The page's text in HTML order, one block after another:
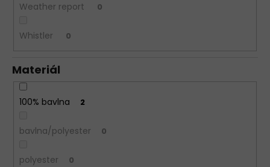
Weather report 0
Whistler 0
Materiál
100% bavlna 2
bavlna/polyester 0
polyester 0